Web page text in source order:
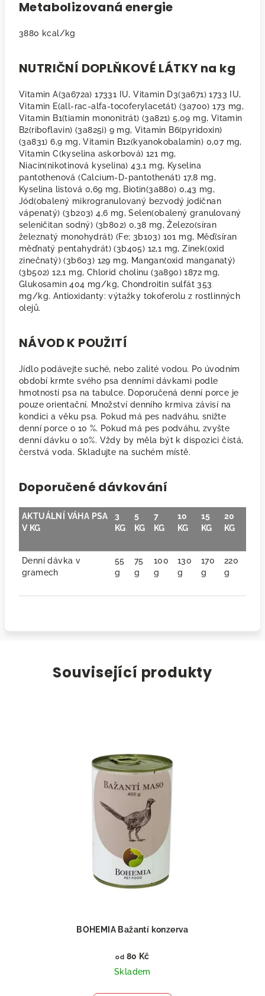
Metabolizovaná energie
3880 kcal/kg
NUTRIČNÍ DOPLŇKOVÉ LÁTKY na kg
Vitamin A(3a672a) 17331 IU, Vitamin D3(3a671) 1733 IU,
Vitamin E(all-rac-alfa-tocoferylacetát) (3a700) 173 mg,
Vitamin B1(tiamin mononitrát) (3a821) 5,09 mg, Vitamin
B2(riboflavin) (3a825i) 9 mg, Vitamin B6(pyridoxin)
(3a831) 6,9 mg, Vitamin B12(kyanokobalamin) 0,07 mg,
Vitamin C(kyselina askorbová) 121 mg,
Niacin(nikotinová kyselina) 43,1 mg, Kyselina
pantothenová (Calcium-D-pantothenát) 17,8 mg,
Kyselina listová 0,69 mg, Biotin(3a880) 0,43 mg,
Jód(obalený mikrogranulovaný bezvodý jodičnan
vápenatý) (3b203) 4,6 mg, Selen(obalený granulovaný
seleničitan sodný) (3b802) 0,38 mg, Železo(síran
železnatý monohydrát) (Fe; 3b103) 101 mg, Měď(síran
měďnatý pentahydrát) (3b405) 12,1 mg, Zinek(oxid
zinečnatý) (3b603) 129 mg, Mangan(oxid manganatý)
(3b502) 12,1 mg, Chlorid cholinu (3a890) 1872 mg,
Glukosamin 404 mg/kg, Chondroitin sulfát 353
mg/kg. Antioxidanty: výtažky tokoferolu z rostlinných
olejů.
NÁVOD K POUŽITÍ
Jídlo podávejte suché, nebo zalité vodou. Po úvodním
období krmte svého psa denními dávkami podle
hmotnosti psa na tabulce. Doporučená denní porce je
pouze orientační. Množství denního krmiva závisí na
kondici a věku psa. Pokud má pes nadváhu, snižte
denní porce o 10 %. Pokud má pes podváhu, zvyšte
denní dávku o 10%. Vždy by měla být k dispozici čistá,
čerstvá voda. Skladujte na suchém místě.
Doporučené dávkování
AKTUÁLNÍ VÁHA PSA
V KG
3
KG
5
KG
7
KG
10
KG
15
KG
20
KG
Denní dávka v
gramech
55
g
75
g
100
g
130
g
170
g
220
g
Související produkty
BOHEMIA Bažantí konzerva
od 80 Kč
Skladem